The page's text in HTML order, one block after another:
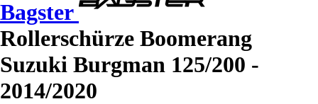
Bagster
Rollerschürze Boomerang
Suzuki Burgman 125/200 -
2014/2020